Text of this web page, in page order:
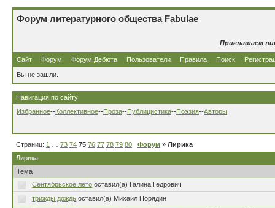
Форум литературного общества Fabulae
Приглашаем
Сайт Форум Форум Дебюта Пользователи Правила Поиск
Вы не зашли.
Навигация по сайту
Избранное--Коллективное--Проза--Публицистика--Поэзия--Авторы
Страниц: 1 73 74 75 76 77 78 79 80 Форум » Лирика
Лирика
Тема
Сентябрьское лето оставил(а) Галина Гедрович
трижды дождь оставил(а) Михаил Порядин